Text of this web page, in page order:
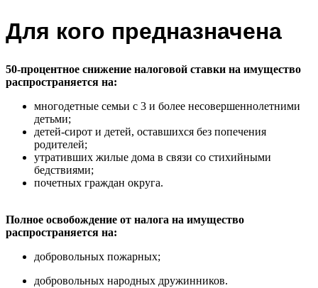
Для кого предназначена
50-процентное снижение налоговой ставки на имущество
распространяется на:
многодетные семьи с 3 и более несовершеннолетними
детьми;
детей-сирот и детей, оставшихся без попечения
родителей;
утративших жилые дома в связи со стихийными
бедствиями;
почетных граждан округа.
Полное освобождение от налога на имущество
распространяется на:
добровольных пожарных;
добровольных народных дружинников.